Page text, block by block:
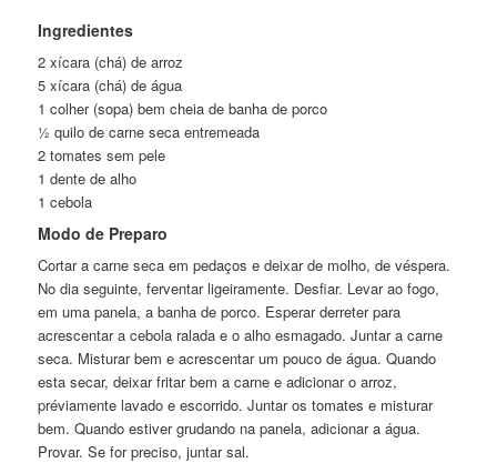
Ingredientes
2 xícara (chá) de arroz
5 xícara (chá) de água
1 colher (sopa) bem cheia de banha de porco
½ quilo de carne seca entremeada
2 tomates sem pele
1 dente de alho
1 cebola
Modo de Preparo
Cortar a carne seca em pedaços e deixar de molho, de véspera.
No dia seguinte, ferventar ligeiramente. Desfiar. Levar ao fogo,
em uma panela, a banha de porco. Esperar derreter para
acrescentar a cebola ralada e o alho esmagado. Juntar a carne
seca. Misturar bem e acrescentar um pouco de água. Quando
esta secar, deixar fritar bem a carne e adicionar o arroz,
préviamente lavado e escorrido. Juntar os tomates e misturar
bem. Quando estiver grudando na panela, adicionar a água.
Provar. Se for preciso, juntar sal.